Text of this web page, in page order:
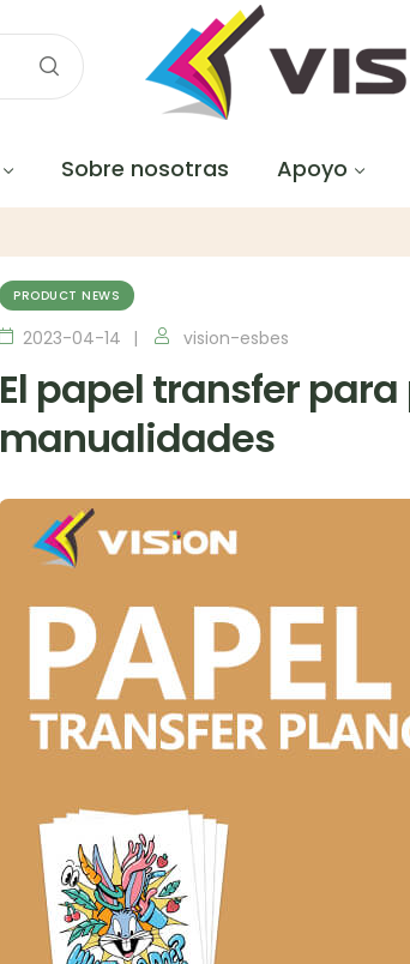
Sobre nosotras Apoyo
PRODUCT NEWS
2023-04-14 vision-esbes
El papel transfer
manualidades